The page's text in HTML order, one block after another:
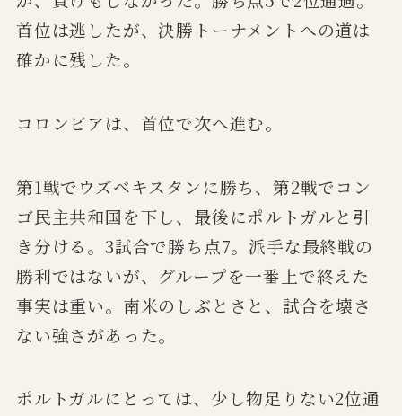
首位は逃したが、決勝トーナメントへの道は
確かに残した。
コロンビアは、首位で次へ進む。
第1戦でウズベキスタンに勝ち、第2戦でコン
ゴ民主共和国を下し、最後にポルトガルと引
き分ける。3試合で勝ち点7。派手な最終戦の
勝利ではないが、グループを一番上で終えた
事実は重い。南米のしぶとさと、試合を壊さ
ない強さがあった。
ポルトガルにとっては、少し物足りない2位通